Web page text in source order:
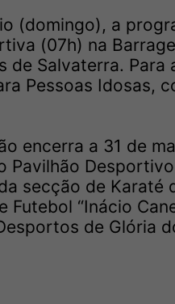
(domingo), a
(07h) na
de Salvaterra.
Pessoas Idosas,
encerra a 31 de
Pavilhão
secção de Karaté
Futebol “Inácio
de Glória